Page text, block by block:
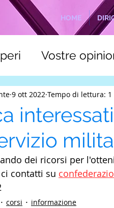
HOME
Vostre
scuola C.S.L.E.
9 ott 2022 Tempo di lettura: 1
dei ricorsi per
contatti su
corsi informazione